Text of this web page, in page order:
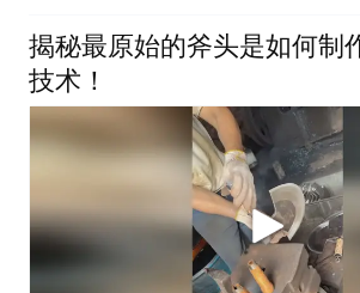
名可比基金首位
揭秘最原始的斧头是如何制
技术！